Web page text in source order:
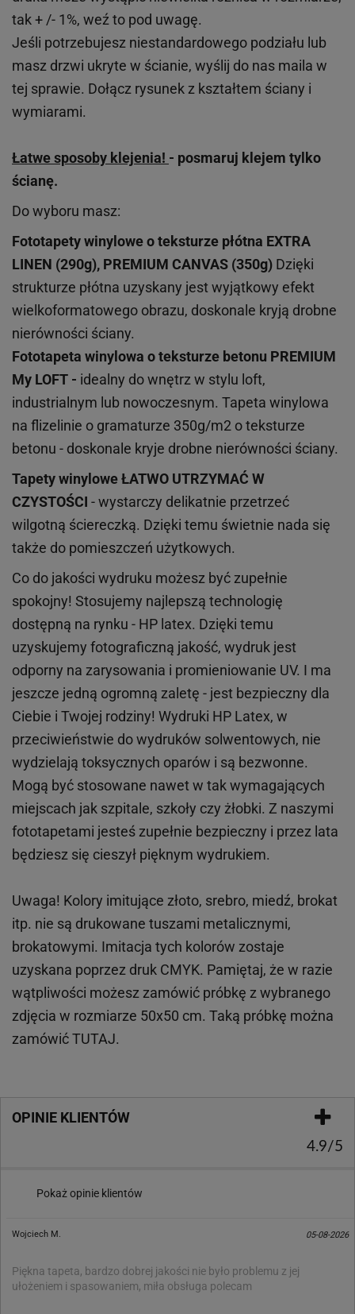
tak + /- 1%, weź to pod uwagę.
Jeśli potrzebujesz niestandardowego podziału lub
masz drzwi ukryte w ścianie, wyślij do nas maila w
tej sprawie. Dołącz rysunek z kształtem ściany i
wymiarami.
Łatwe sposoby klejenia! - posmaruj klejem tylko
ścianę.
Do wyboru masz:
Fototapety winylowe oteksturze płótna EXTRA
LINEN (290g), PREMIUM CANVAS (350g) Dzięki
strukturze płótna uzyskany jest wyjątkowy efekt
wielkoformatowego obrazu, doskonale kryją drobne
nierówności ściany.
Fototapeta winylowa oteksturze betonu PREMIUM
My LOFT - idealny do wnętrz w stylu loft,
industrialnym lub nowoczesnym. Tapeta winylowa
na flizelinie o gramaturze 350g/m2 o teksturze
betonu - doskonale kryje drobne nierówności ściany.
Tapety winyloweŁATWO UTRZYMAĆ W
CZYSTOŚCI - wystarczy delikatnie przetrzeć
wilgotną ściereczką. Dzięki temu świetnie nada się
także do pomieszczeń użytkowych.
Co do jakości wydruku możesz być zupełnie
spokojny! Stosujemy najlepszą technologię
dostępną na rynku - HP latex. Dzięki temu
uzyskujemy fotograficzną jakość, wydruk jest
odporny na zarysowania i promieniowanie UV. I ma
jeszcze jedną ogromną zaletę - jest bezpieczny dla
Ciebie i Twojej rodziny! Wydruki HP Latex, w
przeciwieństwie do wydruków solwentowych, nie
wydzielają toksycznych oparów i są bezwonne.
Mogą być stosowane nawet w tak wymagających
miejscach jak szpitale, szkoły czy żłobki. Z naszymi
fototapetami jesteś zupełnie bezpieczny i przez lata
będziesz się cieszył pięknym wydrukiem.
Uwaga! Kolory imitujące złoto, srebro, miedź, brokat
itp. nie są drukowane tuszami metalicznymi,
brokatowymi. Imitacja tych kolorów zostaje
uzyskana poprzez druk CMYK. Pamiętaj, że w razie
wątpliwości możesz zamówić próbkę z wybranego
zdjęcia w rozmiarze 50x50 cm. Taką próbkę można
zamówićTUTAJ.
OPINIE KLIENTÓW
4.9/5
Pokaż opinie klientów
Wojciech M. 05-08-2026
Piękna tapeta, bardzo dobrej jakości nie było problemu z jej
ułożeniem i spasowaniem, miła obsługa polecam